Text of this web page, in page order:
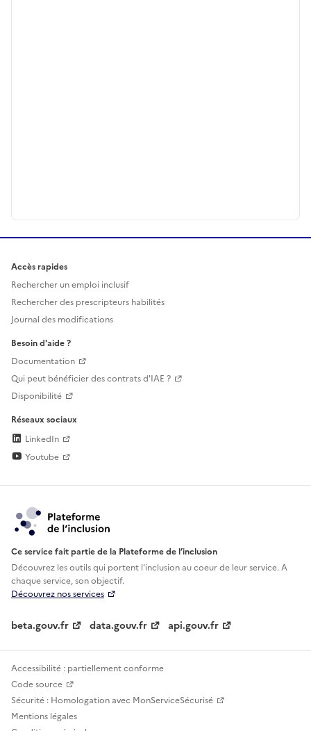
Accès rapides
Rechercher un emploi inclusif
Rechercher des prescripteurs habilités
Journal des modifications
Besoin d'aide ?
Documentation
Qui peut bénéficier des contrats d'IAE ?
Disponibilité
Réseaux sociaux
LinkedIn
Youtube
Ce service fait partie de la Plateforme de l’inclusion
Découvrez les outils qui portent l'inclusion aucoeur de leur service. A
chaque service, son objectif.
Découvrez nos services
beta.gouv.fr data.gouv.fr api.gouv.fr
Accessibilité : partiellement conforme
Code source
Sécurité : Homologation avec MonServiceSécurisé
Mentions légales